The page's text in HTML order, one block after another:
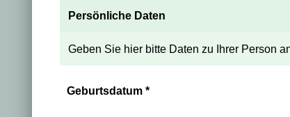
Persönliche Daten
Geben Sie hier bitte Daten zu Ihrer Person
Geburtsdatum *